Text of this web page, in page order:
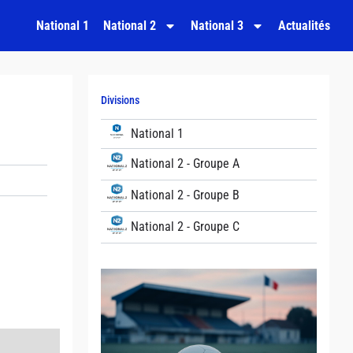
National 1 National 2 National 3 Actualités
Divisions
National 1
National 2 - Groupe A
National 2 - Groupe B
National 2 - Groupe C